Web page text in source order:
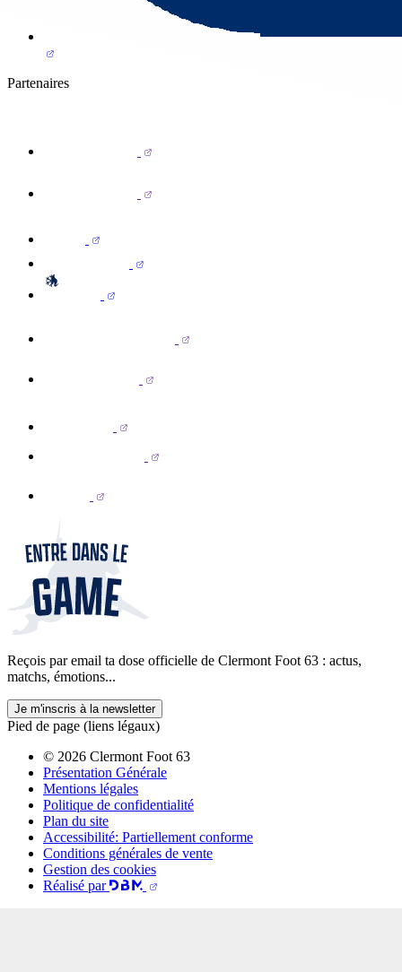
Partenaires
Reçois par email ta dose officielle de Clermont Foot 63 : actus,
matchs, émotions...
Je m'inscris à la newsletter
Pied de page (liens légaux)
© 2026 Clermont Foot 63
Présentation Générale
Mentions légales
Politique de confidentialité
Plan du site
Accessibilité: Partiellement conforme
Conditions générales de vente
Gestion des cookies
Réalisé par